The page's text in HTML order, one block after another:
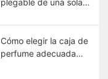
Cómo elegir la caja de
perfume adecuada